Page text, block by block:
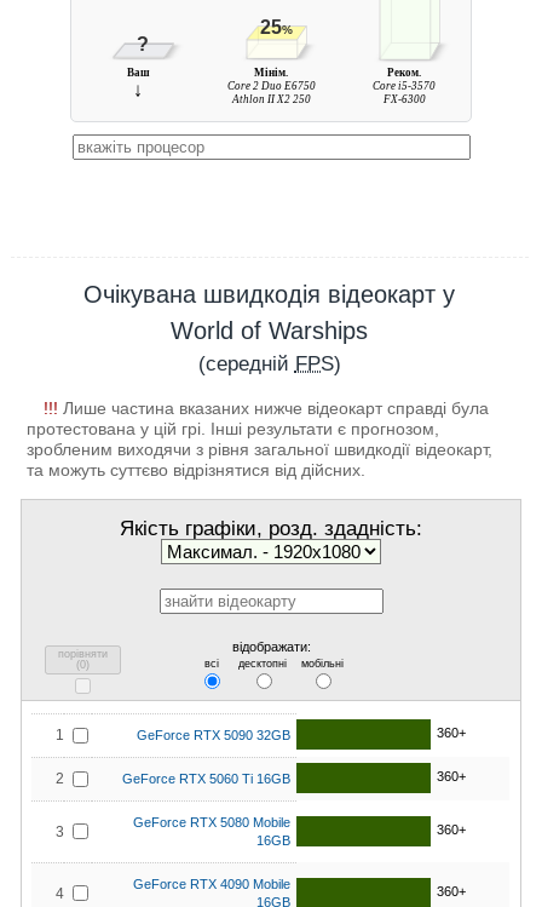
?
25%
Ваш
↓
Мінім.
Core 2 Duo E6750
Athlon II X2 250
Реком.
Core i5-3570
FX-6300
Очікувана швидкодія відеокарт у
World of Warships
(середній FPS)
!!! Лише частина вказаних нижче відеокарт справді була
протестована у цій грі. Інші результати є прогнозом,
зробленим виходячи з рівня загальної швидкодії відеокарт,
та можуть суттєво відрізнятися від дійсних.
Якість графіки, розд. здадність:
порівняти
(0)
відображати:
всі десктопні мобільні
1 GeForce RTX 5090 32GB 360+
2 GeForce RTX 5060 Ti 16GB 360+
3
GeForce RTX 5080 Mobile
16GB
360+
4
GeForce RTX 4090 Mobile
16GB
360+